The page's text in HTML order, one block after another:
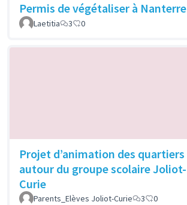
Permis de végétaliser à Nanterre
Laetitia
3 0
Projet d’animation des quartiers
autour du groupe scolaire Joliot-
Curie
Parents_Elèves Joliot-Curie 3 0